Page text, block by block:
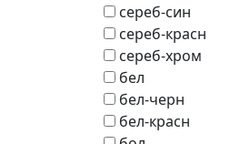
сереб-син
сереб-красн
сереб-хром
бел
бел-черн
бел-красн